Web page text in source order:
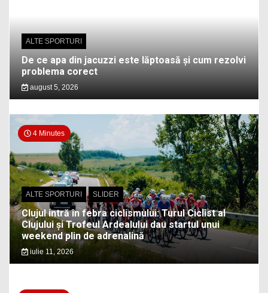
ALTE SPORTURI
De ce apa din jacuzzi este lăptoasă și cum rezolvi
problema corect
august 5, 2026
4 Minutes
ALTE SPORTURI SLIDER
Clujul intră în febra ciclismului: Turul Ciclist al
Clujului și Trofeul Ardealului dau startul unui
weekend plin de adrenalină
iulie 11, 2026